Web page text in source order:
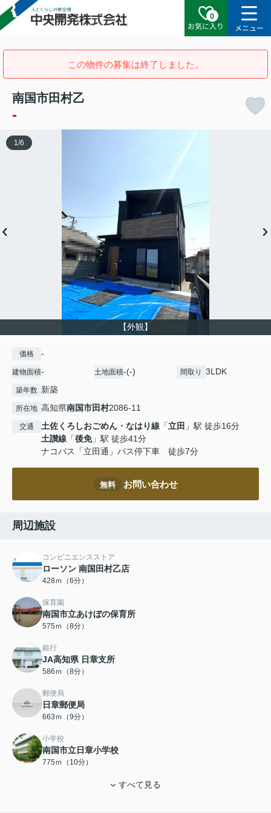
0
お気に入り
メニュー
この物件の募集は終了しました。
南国市田村乙
-
【外観】
1 /6
価格 -
建物面積- 土地面積-(-) 間取り 3LDK
築年数 新築
所在地 高知県南国市田村2086-11
交通 土佐くろしおごめん・なはり線 「立田 」駅 徒歩16分
土讃線 「後免」駅 徒歩41分
ナコバス「立田通」バス停下車 徒歩7分
無料 お問い合わせ
周辺施設
コンビニエンスストア
ローソン 南国田村乙店
428ｍ（6分）
保育園
南国市立あけぼの保育所
575ｍ（8分）
銀行
JA高知県 日章支所
586ｍ（8分）
郵便局
日章郵便局
663ｍ（9分）
小学校
南国市立日章小学校
775ｍ（10分）
すべて見る